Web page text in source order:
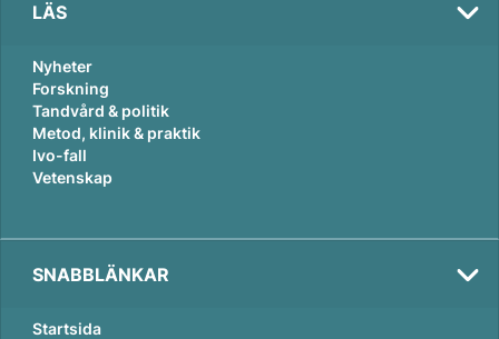
LÄS
Nyheter
Forskning
Tandvård & politik
Metod, klinik & praktik
Ivo-fall
Vetenskap
SNABBLÄNKAR
Startsida